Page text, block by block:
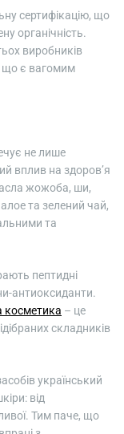
сертифікацію, що
органічність.
виробників
що є вагомим
не лише
вплив на здоров’я
жожоба, ши,
та зелений чай,
та
пептидні
антиоксиданти.
косметика – це
складників
український
від
Тим паче, що